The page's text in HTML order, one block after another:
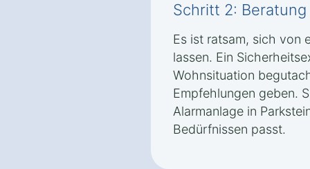
Schritt 2:
Es ist ratsam, sich von
lassen. Ein
Wohnsituation
Empfehlungen geben.
Alarmanlage in
Bedürfnissen passt.